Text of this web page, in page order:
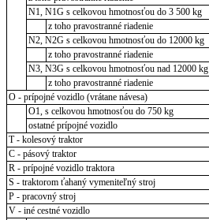
N1, N1G s celkovou hmotnosťou do 3 500 kg
z toho pravostranné riadenie
N2, N2G s celkovou hmotnosťou do 12000 kg
z toho pravostranné riadenie
N3, N3G s celkovou hmotnosťou nad 12000 kg
z toho pravostranné riadenie
O - prípojné vozidlo (vrátane návesa)
O1, s celkovou hmotnosťou do 750 kg
ostatné prípojné vozidlo
T - kolesový traktor
C - pásový traktor
R - prípojné vozidlo traktora
S - traktorom ťahaný vymeniteľný stroj
P - pracovný stroj
V - iné cestné vozidlo